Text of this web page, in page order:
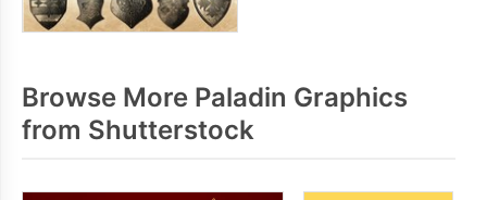
Browse More Paladin Graphics
from Shutterstock